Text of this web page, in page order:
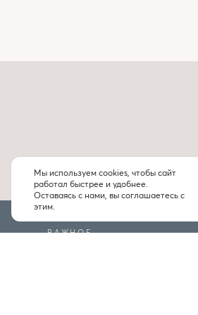
ВАЖНОЕ
Мы используем cookies, чтобы сайт
работал быстрее и удобнее.
Оставаясь с нами, вы соглашаетесь с
этим.